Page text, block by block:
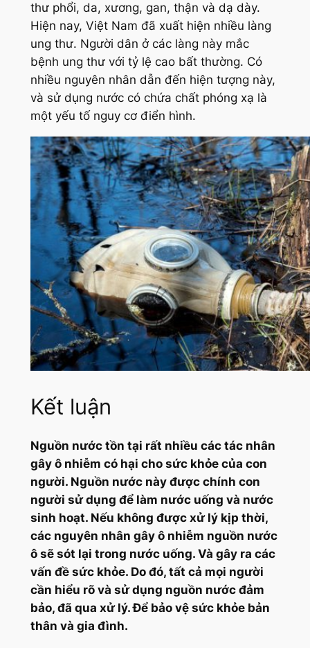
thư phổi, da, xương, gan, thận và dạ dày.
Hiện nay, Việt Nam đã xuất hiện nhiều làng
ung thư. Người dân ở các làng này mắc
bệnh ung thư với tỷ lệ cao bất thường. Có
nhiều nguyên nhân dẫn đến hiện tượng này,
và sử dụng nước có chứa chất phóng xạ là
một yếu tố nguy cơ điển hình.
Kết luận
Nguồn nước tồn tại rất nhiều các tác nhân
gây ô nhiễm có hại cho sức khỏe của con
người. Nguồn nước này được chính con
người sử dụng để làm nước uống và nước
sinh hoạt. Nếu không được xử lý kịp thời,
các nguyên nhân gây ô nhiễm nguồn nước
ô sẽ sót lại trong nước uống. Và gây ra các
vấn đề sức khỏe. Do đó, tất cả mọi người
cần hiểu rõ và sử dụng nguồn nước đảm
bảo, đã qua xử lý. Để bảo vệ sức khỏe bản
thân và gia đình.